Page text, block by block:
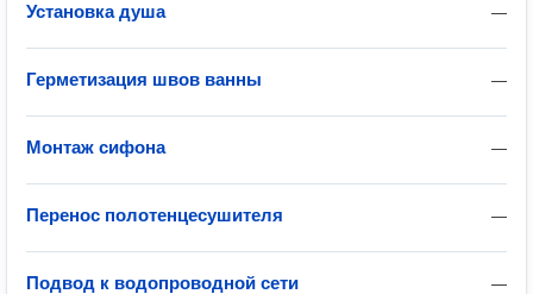
—
Установка душа
—
Герметизация швов ванны
—
Монтаж сифона
—
Перенос полотенцесушителя
—
Подвод к водопроводной сети